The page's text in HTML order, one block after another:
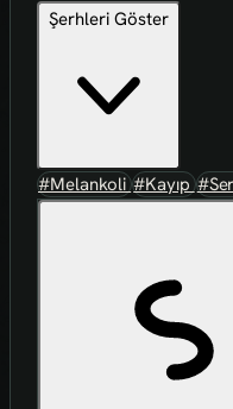
Şerhleri Göster
#Melankoli#Kayıp